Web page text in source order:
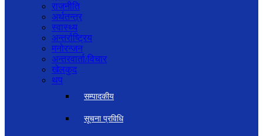
राजनीति
अर्थतन्त्र
स्वास्थ्य
अन्तर्राष्ट्रिय
मनोरन्जन
अन्तरवार्ता/विचार
खेलकुद
थप
सम्पादकीय
सूचना प्रविधि